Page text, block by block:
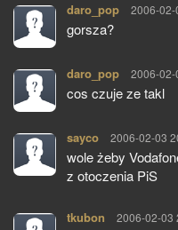
daro_pop pisze:
2006-
gorsza?
daro_pop pisze:
2006-02-
cos czuje ze takl
sayco pisze:
2006-02-03
wole żeby
z otoczenia PiS
tkubon pisze:
2006-02-03